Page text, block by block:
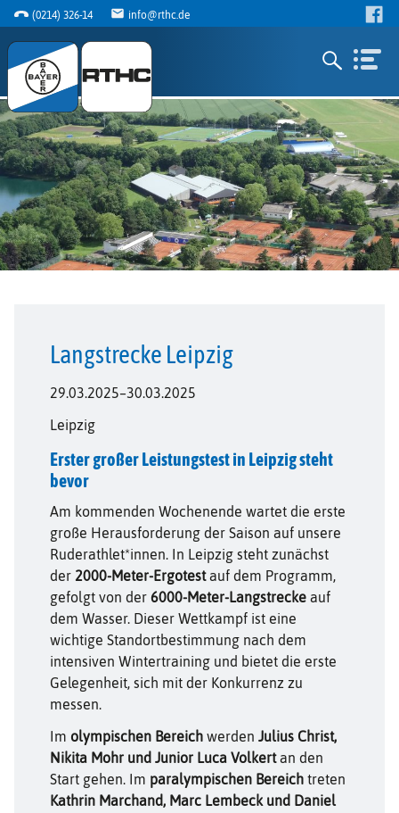
(0214) 326-14 info@rthc.de
Langstrecke Leipzig
29.03.2025–30.03.2025
Leipzig
Erster großer Leistungstest in Leipzig steht
bevor
Am kommenden Wochenende wartet die erste
große Herausforderung der Saison auf unsere
Ruderathlet*innen. In Leipzig steht zunächst
der 2000-Meter-Ergotestauf dem Programm,
gefolgt von der 6000-Meter-Langstrecke auf
dem Wasser. Dieser Wettkampf ist eine
wichtige Standortbestimmung nach dem
intensiven Wintertraining und bietet die erste
Gelegenheit, sich mit der Konkurrenz zu
messen.
Im olympischen Bereich werden Julius Christ,
Nikita Mohr und Junior Luca Volkertan den
Start gehen. Im paralympischen Bereich treten
Kathrin Marchand, Marc Lembeck und Daniel